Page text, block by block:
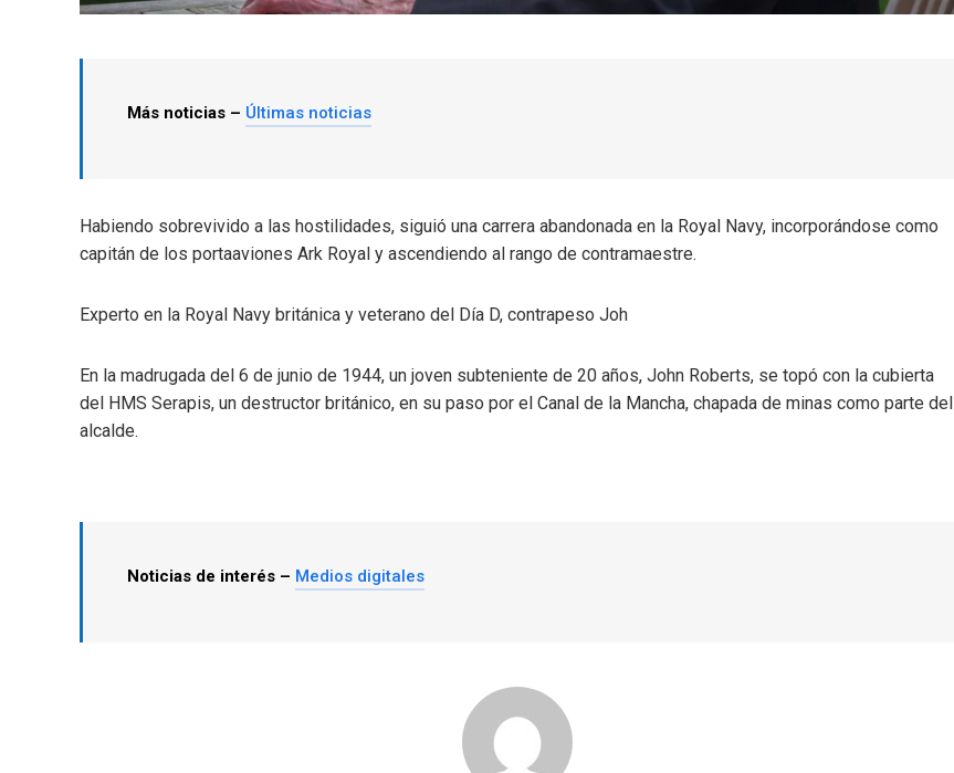
Más noticias – Últimas noticias
Habiendo sobrevivido a las hostilidades, siguió una carrera abandonada en la Royal Navy, incorporándose como
capitán de los portaaviones Ark Royal y ascendiendo al rango de contramaestre.
Experto en la Royal Navy británica y veterano del Día D, contrapeso Joh
En la madrugada del 6 de junio de 1944, un joven subteniente de 20 años, John Roberts, se topó con la cubierta
del HMS Serapis, un destructor británico, en su paso por el Canal de la Mancha, chapada de minas como parte del
alcalde.
Noticias de interés – Medios digitales